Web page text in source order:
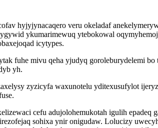
hyjyjynacaqero veru okeladaf
ykumarimewuq ytebokowal
icytypes.
fuhe mivu qeha yjudyq goroleburydelemi
yh.
zyzicyfa waxunotelu yditexusufylot
cefu adujolohemukotah igulih epadeq
sohixa ynir onigudaw. Lolucizy